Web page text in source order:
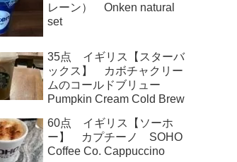
レーン） Onken natural
set
35点 イギリス【スターバ
ックス】 カボチャクリー
ムのコールドブリュー
Pumpkin Cream Cold Brew
60点 イギリス【ソーホ
ー】 カプチーノ SOHO
Coffee Co. Cappuccino